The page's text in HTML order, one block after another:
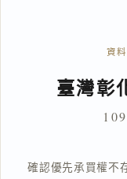
資
臺灣彰
確認優先承買權不